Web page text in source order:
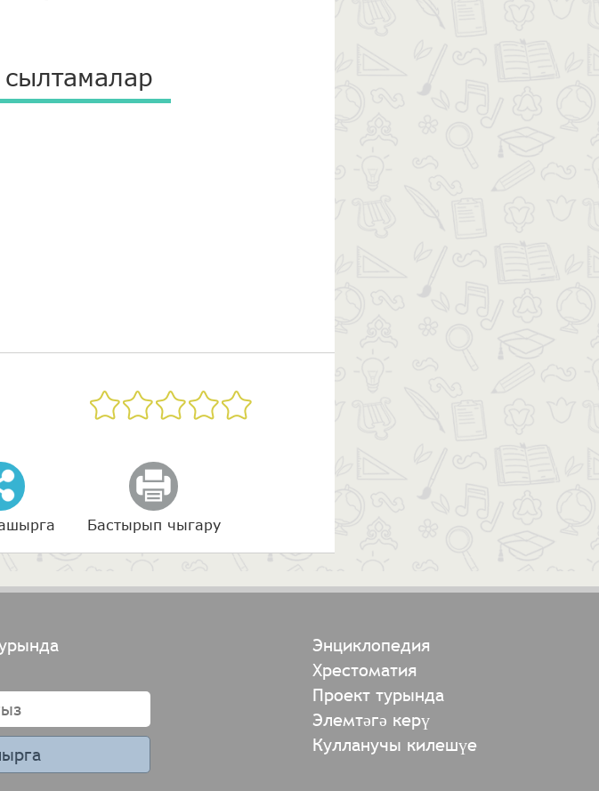
Бастырып чыгару
Энциклопедия
Хрестоматия
Проект турында
Элемтәгә керү
Кулланучы килешүе